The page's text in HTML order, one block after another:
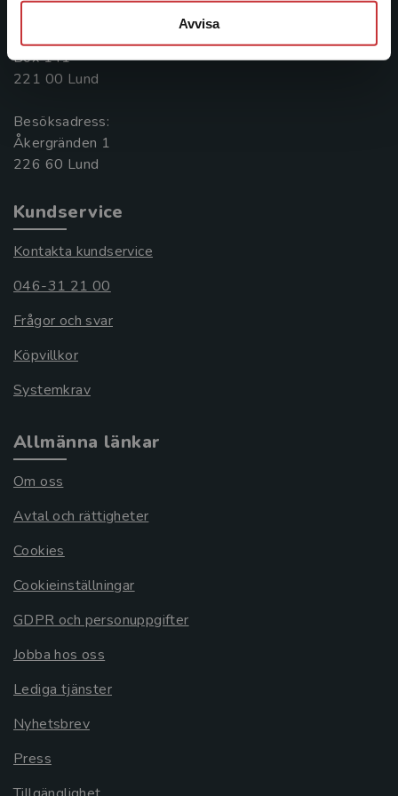
Avvisa
Box 141
221 00 Lund
Besöksadress:
Åkergränden 1
Kundservice
Kontakta kundservice
046-31 21 00
Frågor och svar
Köpvillkor
Systemkrav
Allmänna länkar
Om oss
Avtal och rättigheter
Cookies
Cookieinställningar
GDPR och personuppgifter
Jobba hos oss
Lediga tjänster
Nyhetsbrev
Press